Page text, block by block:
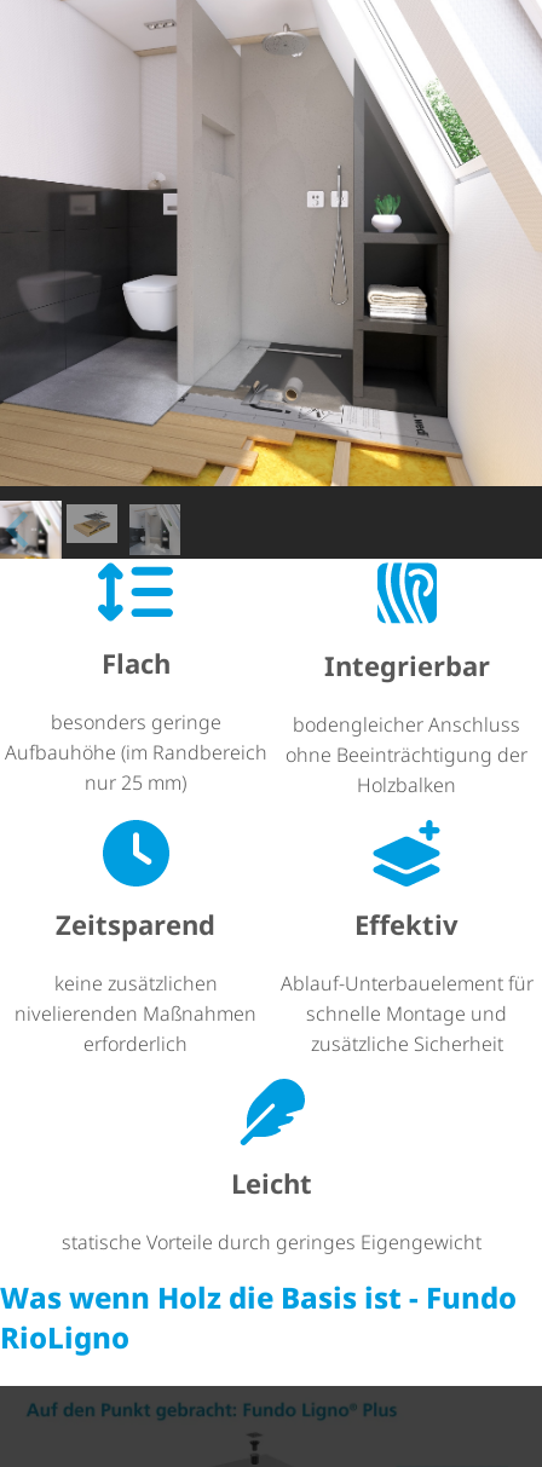
Flach
besonders geringe
Aufbauhöhe (im Randbereich
nur 25 mm)
Integrierbar
bodengleicher Anschluss
ohne Beein­träch­ti­gung der
Holzbalken
Zeitsparend
keine zusätzlichen
nivelierenden Maßnahmen
erforderlich
Effektiv
Ablauf-Unter­bau­ele­ment für
schnelle Montage und
zusätzliche Sicherheit
Leicht
statische Vorteile durch geringes Eigengewicht
Was wenn Holz die Basis ist - Fundo
RioLigno